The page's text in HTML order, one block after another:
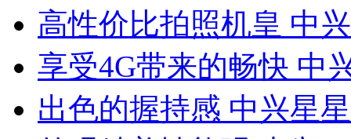
高性价比拍照机皇 中
享受4G带来的畅快 中
出色的握持感 中兴星